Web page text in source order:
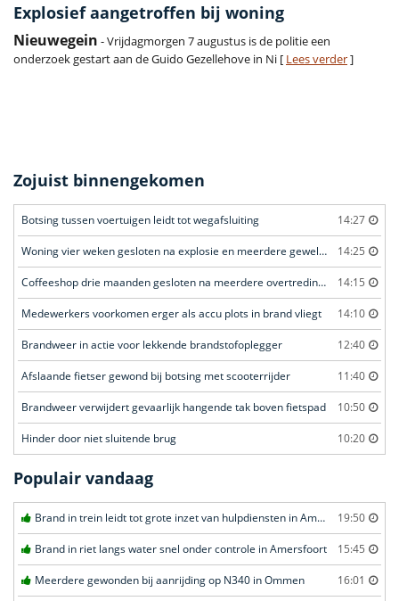
Explosief aangetroffen bij woning
Nieuwegein - Vrijdagmorgen 7 augustus is de politie een
onderzoek gestart aan de Guido Gezellehove in Ni [ Lees verder]
Zojuist binnengekomen
Botsing tussen voertuigen leidt tot wegafsluiting 14:27
Woning vier weken gesloten na explosie en meerdere geweldsincidenten 14:25
Coffeeshop drie maanden gesloten na meerdere overtredingen 14:15
Medewerkers voorkomen erger als accu plots in brand vliegt 14:10
Brandweer in actie voor lekkende brandstofoplegger 12:40
Afslaande fietser gewond bij botsing met scooterrijder 11:40
Brandweer verwijdert gevaarlijk hangende tak boven fietspad 10:50
Hinder door niet sluitende brug 10:20
Populair vandaag
Brand in trein leidt tot grote inzet van hulpdiensten in Amersfoort 19:50
Brand in riet langs water snel onder controle in Amersfoort 15:45
Meerdere gewonden bij aanrijding op N340 in Ommen 16:01